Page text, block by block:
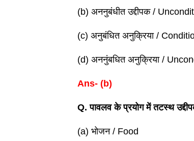
(b) अननुबंधीत उद्दीपक /
(c) अनुबंधित अनुक्रिया /
(d) अननुंबधित अनुक्रिया /
Ans- (b)
Q.पावलव के प्रयोग में तटस्थ
(a) भोजन / Food